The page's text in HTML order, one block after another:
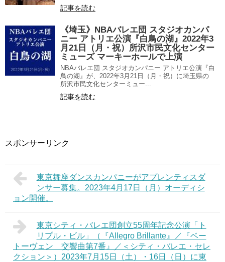
記事を読む
《埼玉》NBAバレエ団 スタジオカンパ
ニー アトリエ公演『白鳥の湖』2022年3
月21日（月・祝）所沢市民文化センター
ミューズ マーキーホールで上演
NBAバレエ団 スタジオカンパニー アトリエ公演『白
鳥の湖』が、2022年3月21日（月・祝）に埼玉県の
所沢市民文化センターミュー...
記事を読む
スポンサーリンク
東京舞座ダンスカンパニーがアプレンティスダ
ンサー募集。2023年4月17日（月）オーディシ
ョン開催。
東京シティ・バレエ団創立55周年記念公演「ト
リプル・ビル」（『Allegro Brillante』／『ベー
トーヴェン 交響曲第7番』／＜シティ・バレエ・セレ
クション＞）2023年7月15日（土）・16日（日）に東